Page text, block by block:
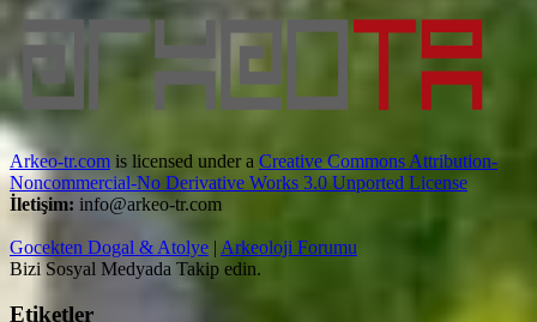
Arkeo-tr.com is licensed under a Creative Commons Attribution-
Noncommercial-No Derivative Works 3.0 Unported License
İletişim: info@arkeo-tr.com
Gocekten Dogal & Atolye | Arkeoloji Forumu
Bizi Sosyal Medyada Takip edin.
Etiketler